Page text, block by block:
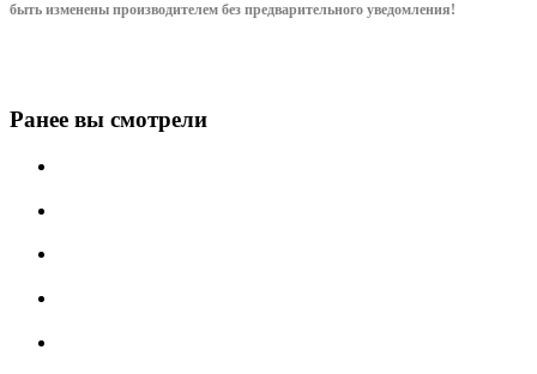
быть изменены производителем без предварительного уведомления!
Ранее вы смотрели